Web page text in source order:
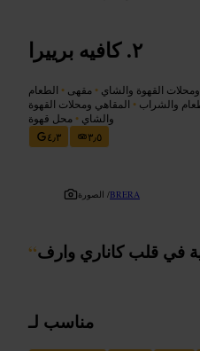
كافيه برييرا
القهوة والشاي • مقهى • الطعام
والشراب • المقاهي ومحلات القهوة
والشاي • محل قهوة
٤٫٣
٣٫٥
الصورة /BRERA
“في قلب كاناري وارف
مناسب لـ